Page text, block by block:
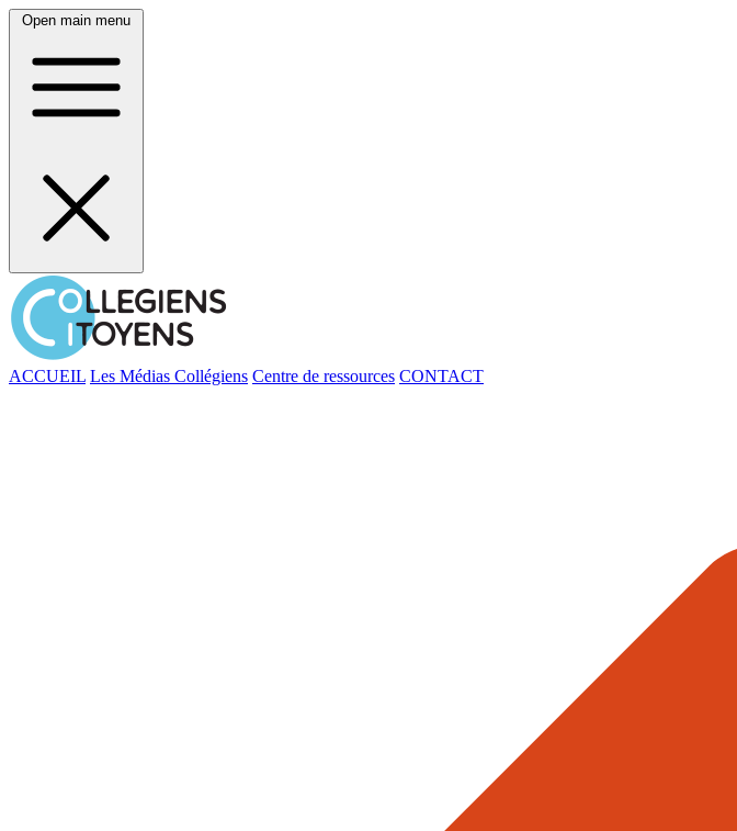
Open main menu
ACCUEIL Les Médias Collégiens Centre de ressources CONTACT